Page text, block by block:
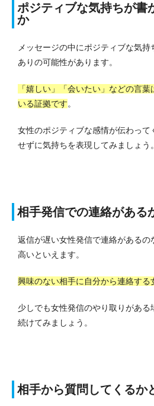
ポジティブな気持ちが書
か
メッセージの中にポジティブな気
ありの可能性があります。
「嬉しい」「会いたい」などの言
いる証拠です。
女性のポジティブな感情が伝わっ
せずに気持ちを表現してみましょう。
相手発信での連絡がある
返信が遅い女性発信で連絡があるの
高いといえます。
興味のない相手に自分から連絡する
少しでも女性発信のやり取りがある
続けてみましょう。
相手から質問してくるか